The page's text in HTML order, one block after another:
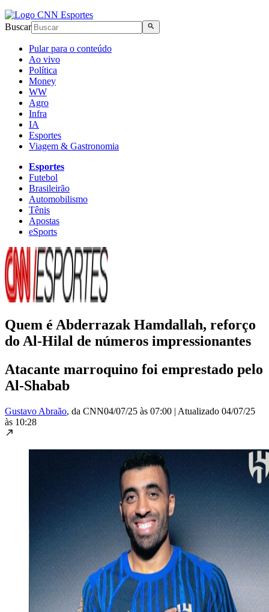
Buscar
Pular para o conteúdo
Ao vivo
Política
Money
WW
Agro
Infra
IA
Esportes
Viagem & Gastronomia
Esportes
Futebol
Brasileirão
Automobilismo
Tênis
Apostas
eSports
Quem é Abderrazak Hamdallah, reforço
do Al-Hilal de números impressionantes
Atacante marroquino foi emprestado pelo
Al-Shabab
Gustavo Abraão, da CNN04/07/25 às 07:00 | Atualizado 04/07/25
às 10:28